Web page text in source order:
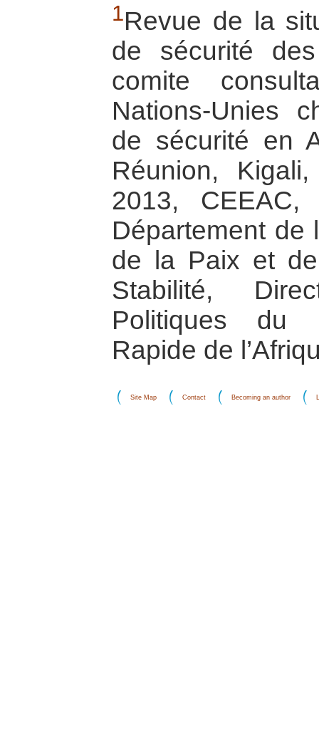
1Revue de la
de sécurité
comite
Nations-Unies
de sécurité en
Réunion,
2013, CEEAC,
Département de
de la Paix et
Stabilité,
Politiques du
Rapide de
Site Map Contact Becoming an author